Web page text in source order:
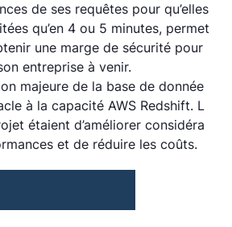
de ses requêtes pour qu’elles
qu’en 4 ou 5 minutes, permet
une marge de sécurité pour
entreprise à venir.
majeure de la base de donnée
à la capacité AWS Redshift. L
étaient d’améliorer considéra
et de réduire les coûts.